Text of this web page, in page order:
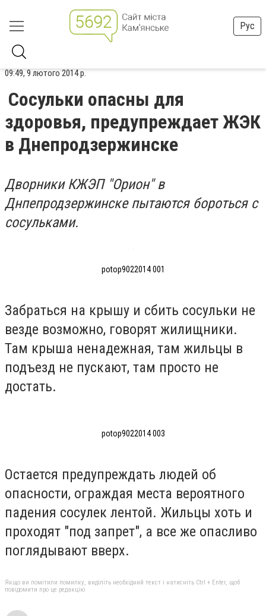
Рус
09:49, 9 лютого 2014 р.
Сосульки опасны для
здоровья, предупреждает ЖЭК
в Днепродзержинске
Дворники КЖЭП "Орион" в
Днпепродзержинске пытаются бороться с
сосульками.
potop9022014 001
Забраться на крышу и сбить сосульки не
везде возможно, говорят жилищники.
Там крыша ненадежная, там жильцы в
подъезд не пускают, там просто не
достать.
potop9022014 003
Остается предупреждать людей об
опасности, ограждая места вероятного
падения сосулек лентой. Жильцы хоть и
проходят "под запрет", а все же опасливо
поглядывают вверх.
Якщо ви помітили помилку, виділіть необхідний текст і натисніть Ctrl + Enter, щоб
повідомити про це редакцію